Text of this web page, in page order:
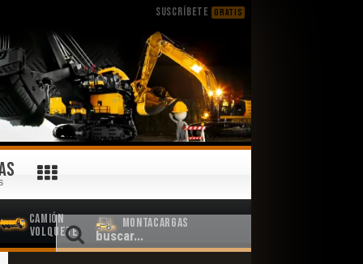
SUSCRÍBETE GRATIS
Camión
Volquete
Montacargas